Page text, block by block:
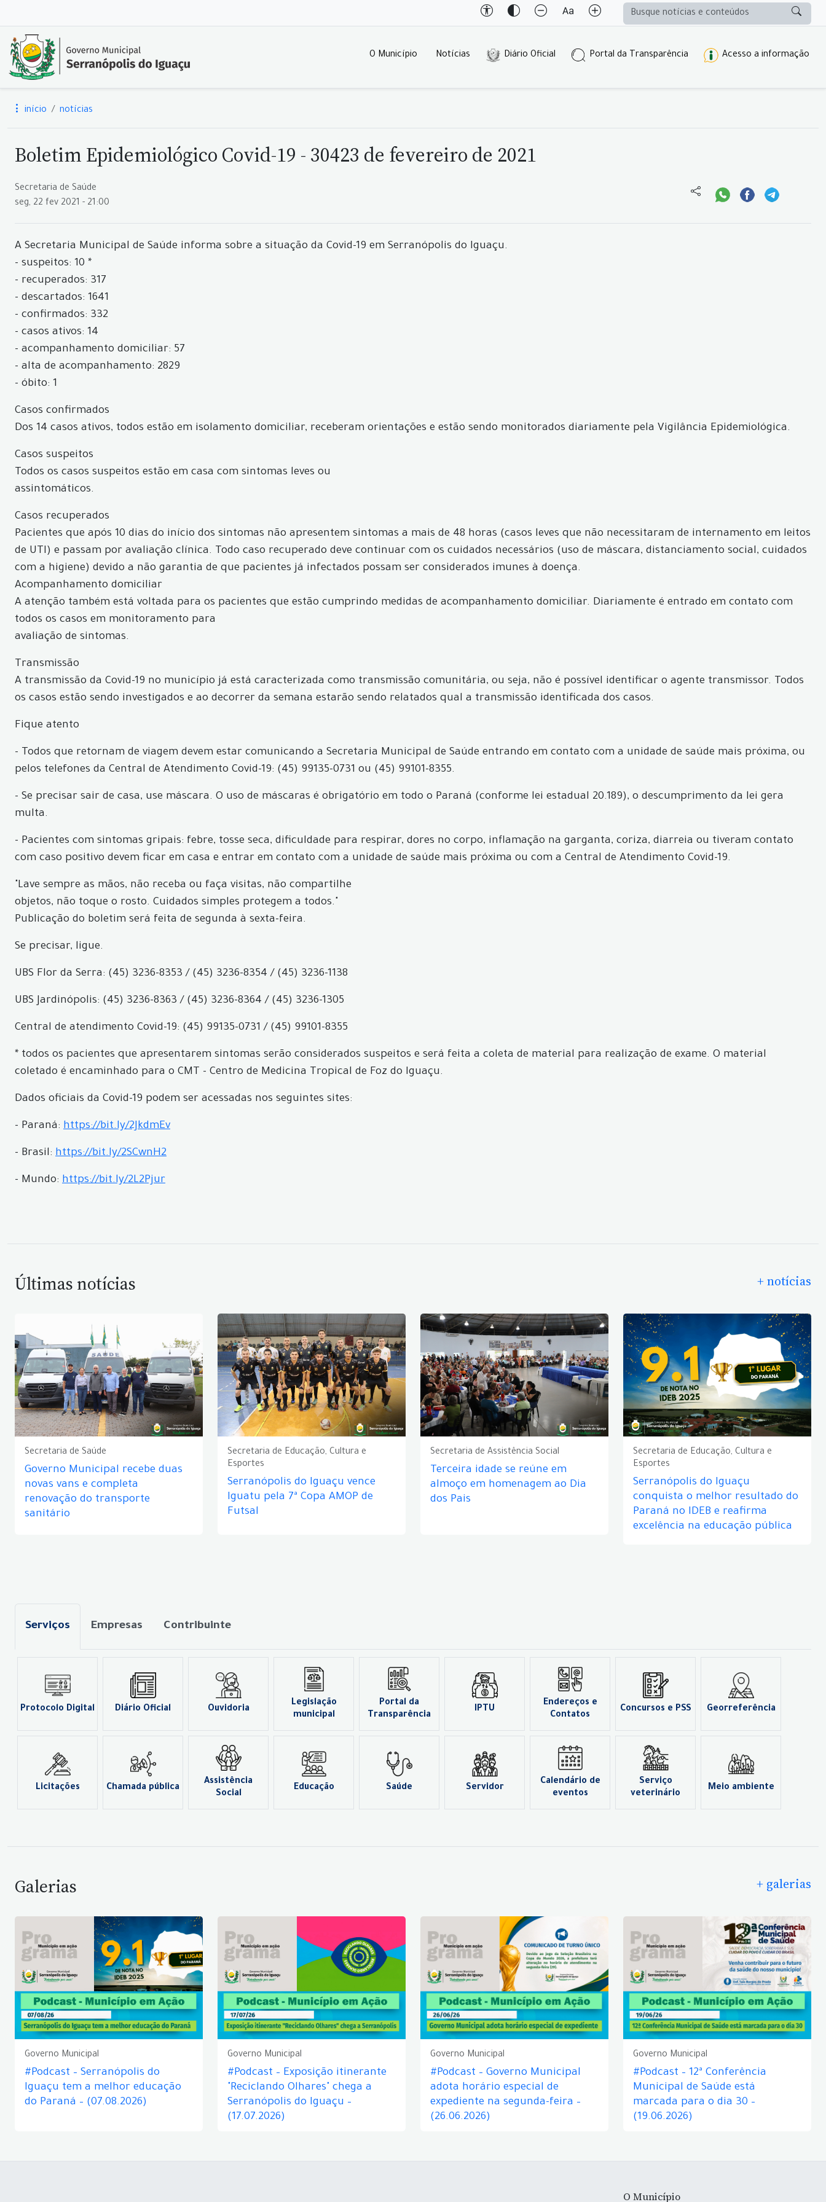
O Município Notícias Diário Oficial Portal da Transparência Acesso a informação
início notícias
Boletim Epidemiológico Covid-19 - 30423 de fevereiro de 2021
Secretaria de Saúde
seg, 22 fev 2021 - 21:00
A Secretaria Municipal de Saúde informa sobre a situação da Covid-19 em Serranópolis do Iguaçu.
- suspeitos: 10 *
- recuperados: 317
- descartados: 1641
- confirmados: 332
- casos ativos: 14
- acompanhamento domiciliar: 57
- alta de acompanhamento: 2829
- óbito: 1
Casos confirmados
Dos 14 casos ativos, todos estão em isolamento domiciliar, receberam orientações e estão sendo monitorados diariamente pela Vigilância Epidemiológica.
Casos suspeitos
Todos os casos suspeitos estão em casa com sintomas leves ou
assintomáticos.
Casos recuperados
Pacientes que após 10 dias do início dos sintomas não apresentem sintomas a mais de 48 horas (casos leves que não necessitaram de internamento em leitos
de UTI) e passam por avaliação clínica. Todo caso recuperado deve continuar com os cuidados necessários (uso de máscara, distanciamento social, cuidados
com a higiene) devido a não garantia de que pacientes já infectados possam ser considerados imunes à doença.
Acompanhamento domiciliar
A atenção também está voltada para os pacientes que estão cumprindo medidas de acompanhamento domiciliar. Diariamente é entrado em contato com
todos os casos em monitoramento para
avaliação de sintomas.
Transmissão
A transmissão da Covid-19 no município já está caracterizada como transmissão comunitária, ou seja, não é possível identificar o agente transmissor. Todos
os casos estão sendo investigados e ao decorrer da semana estarão sendo relatados qual a transmissão identificada dos casos.
Fique atento
- Todos que retornam de viagem devem estar comunicando a Secretaria Municipal de Saúde entrando em contato com a unidade de saúde mais próxima, ou
pelos telefones da Central de Atendimento Covid-19: (45) 99135-0731 ou (45) 99101-8355.
- Se precisar sair de casa, use máscara. O uso de máscaras é obrigatório em todo o Paraná (conforme lei estadual 20.189), o descumprimento da lei gera
multa.
- Pacientes com sintomas gripais: febre, tosse seca, dificuldade para respirar, dores no corpo, inflamação na garganta, coriza, diarreia ou tiveram contato
com caso positivo devem ficar em casa e entrar em contato com a unidade de saúde mais próxima ou com a Central de Atendimento Covid-19.
"Lave sempre as mãos, não receba ou faça visitas, não compartilhe
objetos, não toque o rosto. Cuidados simples protegem a todos."
Publicação do boletim será feita de segunda à sexta-feira.
Se precisar, ligue.
UBS Flor da Serra: (45) 3236-8353 / (45) 3236-8354 / (45) 3236-1138
UBS Jardinópolis: (45) 3236-8363 / (45) 3236-8364 / (45) 3236-1305
Central de atendimento Covid-19: (45) 99135-0731 / (45) 99101-8355
* todos os pacientes que apresentarem sintomas serão considerados suspeitos e será feita a coleta de material para realização de exame. O material
coletado é encaminhado para o CMT - Centro de Medicina Tropical de Foz do Iguaçu.
Dados oficiais da Covid-19 podem ser acessadas nos seguintes sites:
- Paraná: https://bit.ly/2JkdmEv
- Brasil: https://bit.ly/2SCwnH2
- Mundo: https://bit.ly/2L2Pjur
Últimas notícias + notícias
Secretaria de Saúde
Governo Municipal recebe duas
novas vans e completa
renovação do transporte
sanitário
Secretaria de Educação, Cultura e
Esportes
Serranópolis do Iguaçu vence
Iguatu pela 7ª Copa AMOP de
Futsal
Secretaria de Assistência Social
Terceira idade se reúne em
almoço em homenagem ao Dia
dos Pais
Secretaria de Educação, Cultura e
Esportes
Serranópolis do Iguaçu
conquista o melhor resultado do
Paraná no IDEB e reafirma
excelência na educação pública
Serviços Empresas Contribuinte
Protocolo Digital Diário Oficial Ouvidoria
Legislação
municipal
Portal da
Transparência
IPTU
Endereços e
Contatos
Concursos e PSS Georreferência
Licitações Chamada pública
Assistência
Social
Educação Saúde Servidor
Calendário de
eventos
Serviço
veterinário
Meio ambiente
Galerias + galerias
Governo Municipal
#Podcast – Serranópolis do
Iguaçu tem a melhor educação
do Paraná – (07.08.2026)
Governo Municipal
#Podcast – Exposição itinerante
"Reciclando Olhares" chega a
Serranópolis do Iguaçu –
(17.07.2026)
Governo Municipal
#Podcast – Governo Municipal
adota horário especial de
expediente na segunda-feira –
(26.06.2026)
Governo Municipal
#Podcast – 12ª Conferência
Municipal de Saúde está
marcada para o dia 30 –
(19.06.2026)
O Município